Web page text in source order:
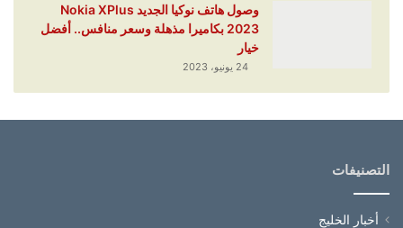
وصول هاتف نوكيا الجديد Nokia XPlus
2023 بكاميرا مذهلة وسعر منافس.. أفضل
خيار
24 يونيو، 2023
التصنيفات
أخبار الخليج